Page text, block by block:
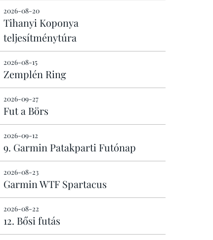
2026-08-20
Tihanyi Koponya
teljesítménytúra
2026-08-15
Zemplén Ring
2026-09-27
Fut a Börs
2026-09-12
9. Garmin Patakparti Futónap
2026-08-23
Garmin WTF Spartacus
2026-08-22
12. Bősi futás